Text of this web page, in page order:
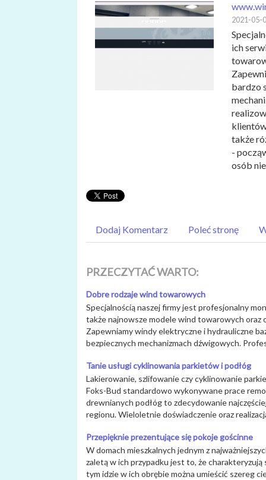
2021-05-
ich
bardzo
także
-
osób
Dodaj Komentarz Poleć stronę
PRZECZYTAĆ WARTO:
Dobre rodzaje wind towarowych
Specjalnością naszej firmy jest profesjonalny
także najnowsze modele wind towarowych oraz
Zapewniamy windy elektryczne i hydrauliczne
bezpiecznych mechanizmach dźwigowych.
Tanie usługi cyklinowania parkietów i podłóg
Lakierowanie, szlifowanie czy cyklinowanie
Foks-Bud standardowo wykonywane prace
drewnianych podłóg to zdecydowanie
regionu. Wieloletnie doświadczenie oraz
Przepięknie prezentujące się pokoje gościnne
W domach mieszkalnych jednym z
zaletą w ich przypadku jest to, że charakteryzują
tym idzie w ich obrębie można umieścić szereg